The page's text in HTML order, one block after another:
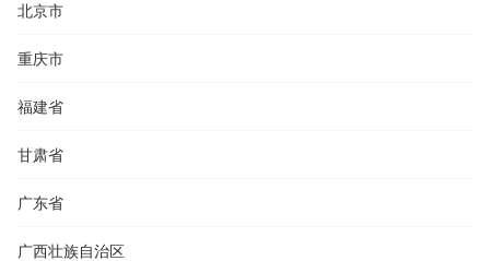
北京市
重庆市
福建省
甘肃省
广东省
广西壮族自治区